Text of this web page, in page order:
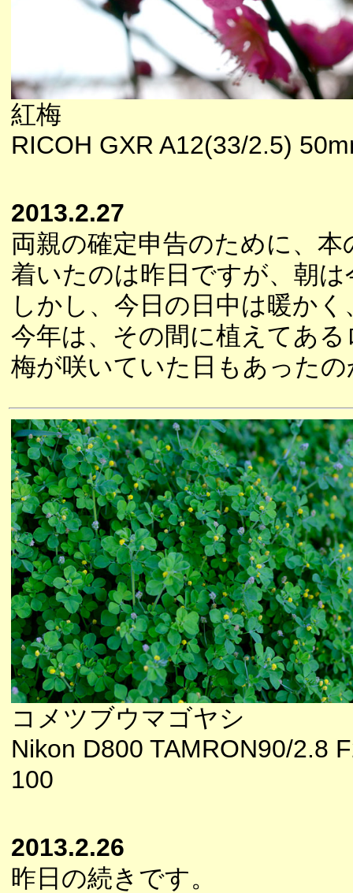
紅梅
RICOH GXR A12(33/2.5)
2013.2.27
両親の確定申告のために、
着いたのは昨日ですが、朝
しかし、今日の日中は暖か
今年は、その間に植えてあ
梅が咲いていた日もあった
コメツブウマゴヤシ
Nikon D800 TAMRON90/2.8
100
2013.2.26
昨日の続きです。